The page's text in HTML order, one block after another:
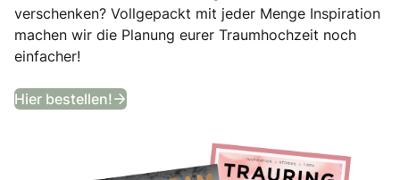
verschenken? Vollgepackt mit jeder Menge Inspiration
machen wir die Planung eurer Traumhochzeit noch
einfacher!
Hier bestellen! Bekommt ein Jahr lang das